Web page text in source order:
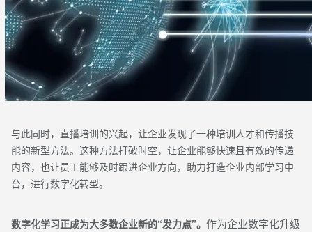
与此同时，直播培训的兴起，让企业发现了一种培训人才和传播技
能的新型方法。这种方法打破时空，让企业能够快速且有效的传递
内容，也让员工能够及时跟进企业方向，助力打造企业内部学习中
台，进行数字化转型。
数字化学习正成为大多数企业新的“发力点”。 作为企业数字化升级